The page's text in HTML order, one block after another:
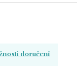
doručení